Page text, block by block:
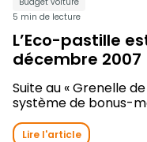
5 min de lecture
L’Eco-pastille
décembre 2007
Suite au « Grenelle
système de bonus-
Lire l'article